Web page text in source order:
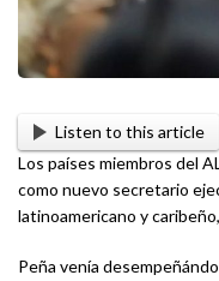
Listen to this article
Los países miembros del
como nuevo secretario
latinoamericano y
Peña venía